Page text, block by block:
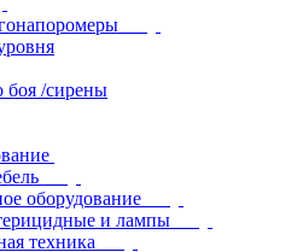
боя /сирены
оборудование
и лампы
техника